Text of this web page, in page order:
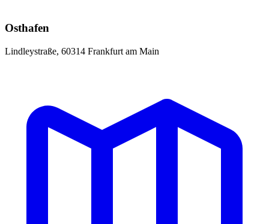
Osthafen
Lindleystraße, 60314 Frankfurt am Main